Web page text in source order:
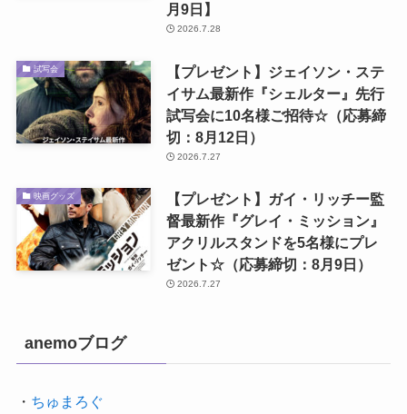
月9日】
2026.7.28
試写会
【プレゼント】ジェイソン・ステ
イサム最新作『シェルター』先行
試写会に10名様ご招待☆（応募締
切：8月12日）
2026.7.27
映画グッズ
【プレゼント】ガイ・リッチー監
督最新作『グレイ・ミッション』
アクリルスタンドを5名様にプレ
ゼント☆（応募締切：8月9日）
2026.7.27
anemoブログ
・ ちゅまろぐ